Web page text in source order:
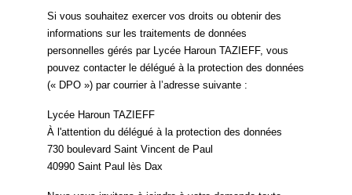
Si vous souhaitez exercer vos droits ou obtenir des
informations sur les traitements de données
personnelles gérés par Lycée Haroun TAZIEFF, vous
pouvez contacter le délégué à la protection des données
(« DPO ») par courrier à l’adresse suivante :
Lycée Haroun TAZIEFF
À l'attention du délégué à la protection des données
730 boulevard Saint Vincent de Paul
40990 Saint Paul lès Dax